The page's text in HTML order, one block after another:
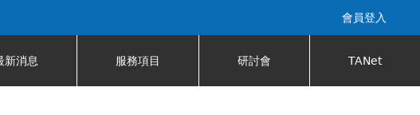
會員登入
新消息 服務項目 研討會 TANet